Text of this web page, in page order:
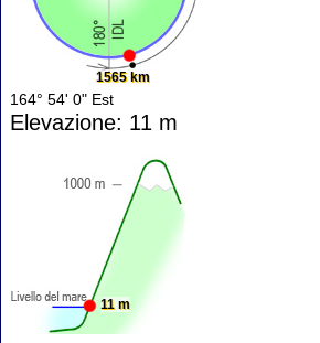
1565 km
164° 54' 0" Est
Elevazione: 11 m
11 m